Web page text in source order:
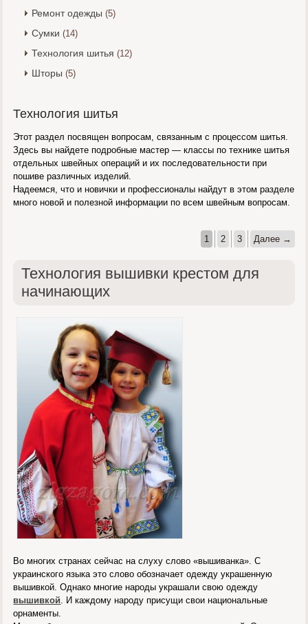
Ремонт одежды (5)
Сумки (14)
Технология шитья (12)
Шторы (5)
Технология шитья
Этот раздел посвящен вопросам, связанным с процессом шитья.
Здесь вы найдете подробные мастер — классы по технике шитья
отдельных швейных операций и их последовательности при
пошиве различных изделий.
Надеемся, что и новички и профессионалы найдут в этом разделе
много новой и полезной информации по всем швейным вопросам.
1 2 3 Далее →
Технология вышивки крестом для
начинающих
Во многих странах сейчас на слуху слово «вышиванка». С
украинского языка это слово обозначает одежду украшенную
вышивкой. Однако многие народы украшали свою одежду
вышивкой. И каждому народу присущи свои национальные
орнаменты.